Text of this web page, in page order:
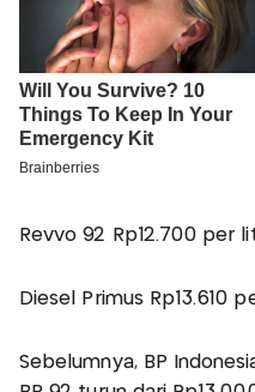
Revvo 92 Rp12.700 per
Diesel Primus Rp13.610
Sebelumnya, BP